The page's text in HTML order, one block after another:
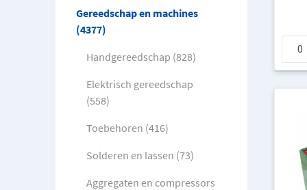
Gereedschap en machines
(4377)
Handgereedschap (828)
Elektrisch gereedschap
(558)
Toebehoren (416)
Solderen en lassen (73)
Aggregaten en compressors